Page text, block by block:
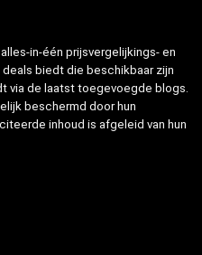
in-één prijsvergelijkings- en
biedt die beschikbaar zijn
via de laatst toegevoegde blogs.
beschermd door hun
inhoud is afgeleid van hun